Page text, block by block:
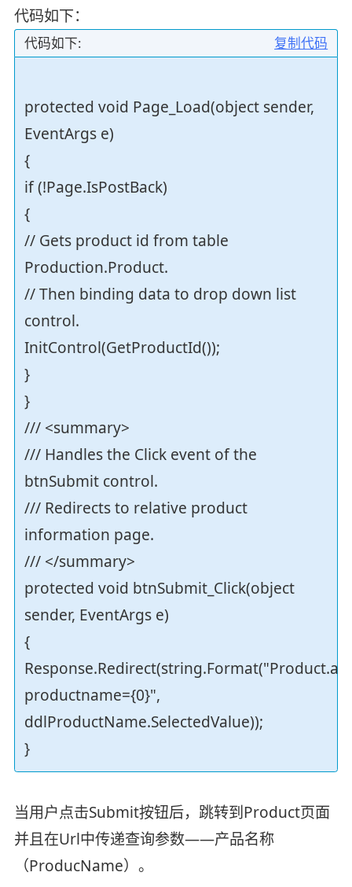
代码如下：
复制代码
代码如下:
protected void Page_Load(object sender,
EventArgs e)
{
if (!Page.IsPostBack)
{
// Gets product id from table
Production.Product.
// Then binding data to drop down list
control.
InitControl(GetProductId());
}
}
/// <summary>
/// Handles the Click event of the
btnSubmit control.
/// Redirects to relative product
information page.
/// </summary>
protected void btnSubmit_Click(object
sender, EventArgs e)
{
productname={0}",
ddlProductName.SelectedValue));
}
当用户点击Submit按钮后，跳转到Product页面
并且在Url中传递查询参数——产品名称
（ProducName）。